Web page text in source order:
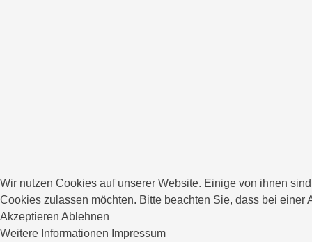
Wir nutzen Cookies auf unserer Website. Einige von ihnen
Cookies zulassen möchten. Bitte beachten Sie, dass bei
Akzeptieren Ablehnen
Weitere Informationen Impressum